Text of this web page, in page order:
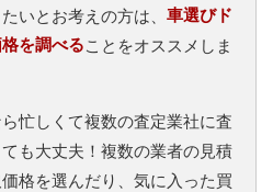
いとお考えの方は、 車選びド
を調べることをオススメしま
忙しくて複数の査定業社に査
も大丈夫！複数の業者の見積
格を選んだり、気に入った買